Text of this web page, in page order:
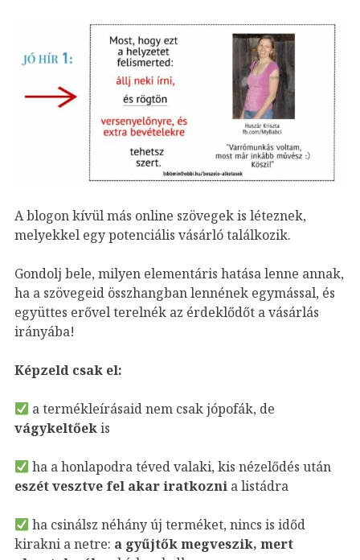
A blogon kívül más online szövegek is léteznek,
melyekkel egy potenciális vásárló találkozik.
Gondolj bele, milyen elementáris hatása lenne annak,
ha a szövegeid összhangban lennének egymással, és
együttes erővel terelnék az érdeklődőt a vásárlás
irányába!
Képzeld csak el:
a termékleírásaid nem csak jópofák, de
vágykeltőekis
ha a honlapodra téved valaki, kis nézelődés után
eszét vesztve fel akar iratkozni a listádra
ha csinálsz néhány új terméket, nincs is időd
kirakni a netre: a gyűjtők megveszik, mert